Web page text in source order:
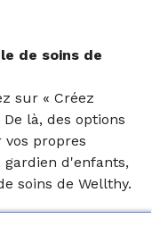
de soins de
sur « Créez
là, des options
propres
d'enfants,
soins de Wellthy.